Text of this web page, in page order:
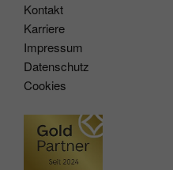
Kontakt
Karriere
Impressum
Datenschutz
Cookies